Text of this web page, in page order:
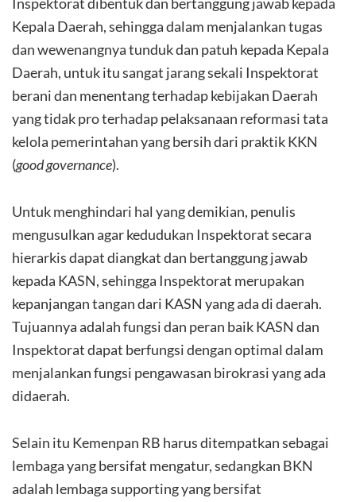
Kepala Daerah, sehingga dalam menjalankan tugas
dan wewenangnya tunduk dan patuh kepada Kepala
Daerah, untuk itu sangat jarang sekali Inspektorat
berani dan menentang terhadap kebijakan Daerah
yang tidak pro terhadap pelaksanaan reformasi tata
kelola pemerintahan yang bersih dari praktik KKN
(good governance).
Untuk menghindari hal yang demikian, penulis
mengusulkan agar kedudukan Inspektorat secara
hierarkis dapat diangkat dan bertanggung jawab
kepada KASN, sehingga Inspektorat merupakan
kepanjangan tangan dari KASN yang ada di daerah.
Tujuannya adalah fungsi dan peran baik KASN dan
Inspektorat dapat berfungsi dengan optimal dalam
menjalankan fungsi pengawasan birokrasi yang ada
didaerah.
Selain itu Kemenpan RB harus ditempatkan sebagai
lembaga yang bersifat mengatur, sedangkan BKN
adalah lembaga supporting yang bersifat